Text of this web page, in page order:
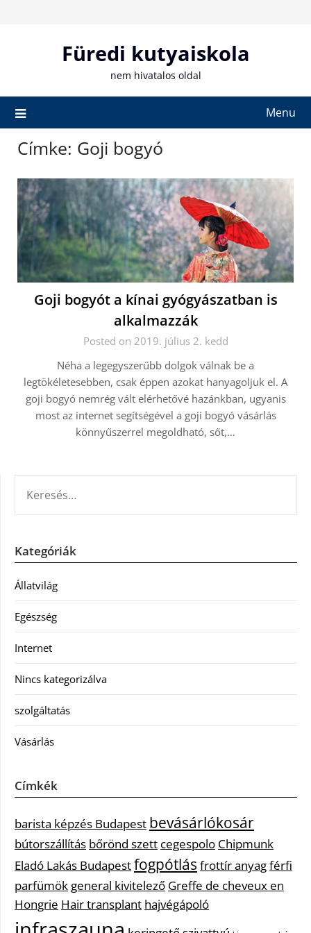
Füredi kutyaiskola
nem hivatalos oldal
Menu
Címke: Goji bogyó
Goji bogyót a kínai gyógyászatban is
alkalmazzák
Posted on 2019. július 2. kedd
Néha a legegyszerűbb dolgok válnak be a
legtökéletesebben, csak éppen azokat hanyagoljuk el. A
goji bogyó nemrég vált elérhetővé hazánkban, ugyanis
most az internet segítségével a goji bogyó vásárlás
könnyűszerrel megoldható, sőt,…
Kategóriák
Állatvilág
Egészség
Internet
Nincs kategorizálva
szolgáltatás
Vásárlás
Címkék
barista képzés Budapest bevásárlókosár
bútorszállítás bőrönd szett cegespolo Chipmunk
Eladó Lakás Budapestfogpótlás frottír anyagférfi
parfümök general kivitelező Greffe de cheveux en
Hongrie Hair transplant hajvégápoló